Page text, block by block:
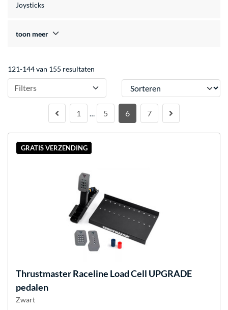
Joysticks
toon meer
121-144 van 155 resultaten
Filters Sorteren
1 … 5 6 7
GRATIS VERZENDING
ThrustmasterRaceline Load Cell UPGRADE
pedalen
Zwart